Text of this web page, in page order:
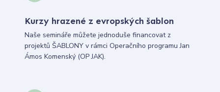
Kurzy hrazené z evropských šablon
Naše semináře můžete jednoduše financovat z
projektů ŠABLONY v rámci Operačního programu Jan
Ámos Komenský (OP JAK).